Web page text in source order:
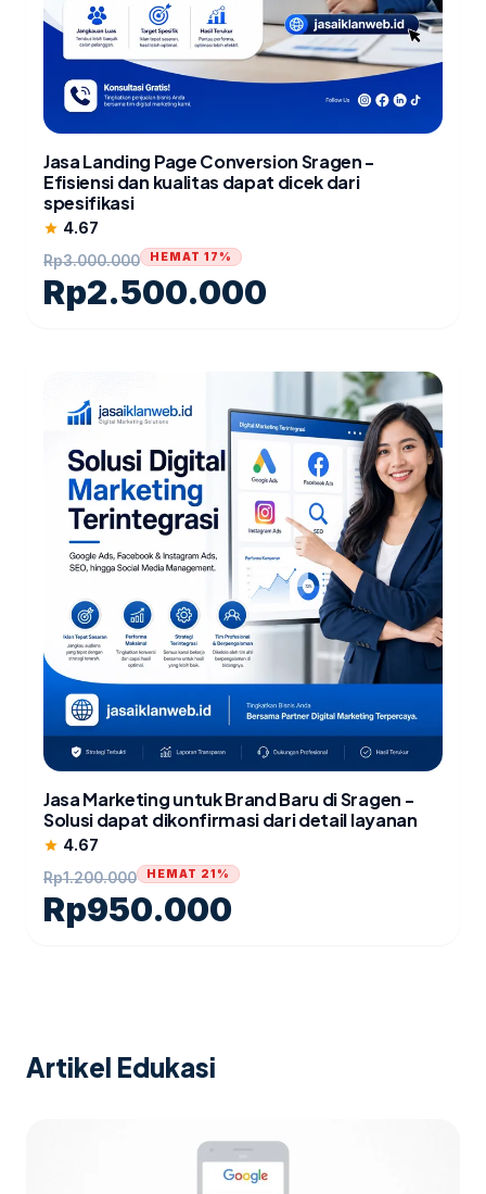
Jasa Landing Page Conversion Sragen -
Efisiensi dan kualitas dapat dicek dari
spesifikasi
star 4.67
Rp3.000.000
Rp2.500.000
HEMAT 17%
Jasa Marketing untuk Brand Baru di Sragen -
Solusi dapat dikonfirmasi dari detail layanan
star 4.67
Rp1.200.000
Rp950.000
HEMAT 21%
Artikel Edukasi